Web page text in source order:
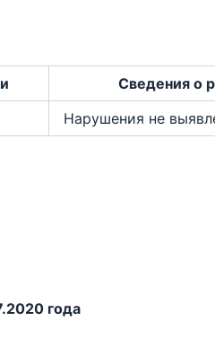
Сведения о
Нарушения не
года